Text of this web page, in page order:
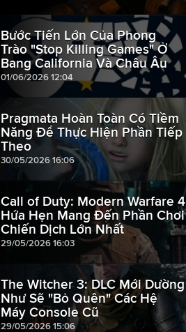
Bước Tiến Lớn Của Phong
Trào "Stop Killing Games" Ở
Bang California Và Châu Âu
01/06/2026 12:04
Pragmata Hoàn Toàn Có Tiềm
Năng Để Thực Hiện Phần Tiếp
Theo
30/05/2026 16:06
Call of Duty: Modern Warfare 4
Hứa Hẹn Mang Đến Phần Chơi
Chiến Dịch Lớn Nhất
29/05/2026 16:03
The Witcher 3: DLC Mới Dường
Như Sẽ "Bỏ Quên" Các Hệ
Máy Console Cũ
29/05/2026 15:06